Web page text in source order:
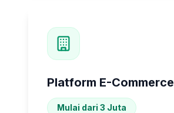
Platform E-Commerce
Mulai dari 3 Juta